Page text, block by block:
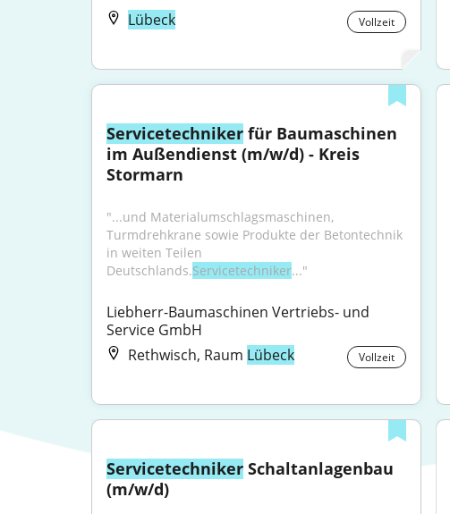
Lübeck
Vollzeit
Servicetechniker für Baumaschinen
im Außendienst (m/w/d) - Kreis
Stormarn
"...und Materialumschlagsmaschinen,
Turmdrehkrane sowie Produkte der Betontechnik
in weiten Teilen
Deutschlands.Servicetechniker..."
Liebherr-Baumaschinen Vertriebs- und
Service GmbH
Rethwisch, Raum Lübeck Vollzeit
Servicetechniker Schaltanlagenbau
(m/w/d)